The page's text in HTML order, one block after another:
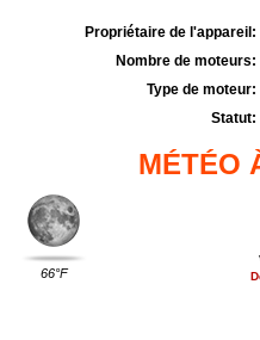
Propriétaire de l'appareil:
Nombre de moteurs:
Type de moteur:
Statut:
MÉTÉO
66°F